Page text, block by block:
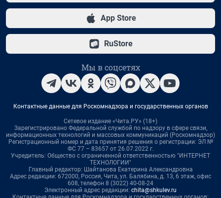
App Store
RuStore
Мы в соцсетях
Контактные данные для Роскомнадзора и государственных органов
Сетевое издание «Чита.РУ» (18+)
Зарегистрировано Федеральной службой по надзору в сфере связи,
информационных технологий и массовых коммуникаций (Роскомнадзор)
Регистрационный номер и дата принятия решения о регистрации: ЭЛ №
ФС 77 – 83657 от 26.07.2022 г.
Учредитель: Общество с ограниченной ответственностью "ИНТЕРНЕТ
ТЕХНОЛОГИИ"
Главный редактор: Шайтанова Екатерина Александровна
Адрес редакции: 672000, Россия, Чита, ул. Балябина, д. 13, 6 этаж, офис
608, телефон 8 (3022) 40-08-24
Электронный адрес редакции: chita@shkulev.ru